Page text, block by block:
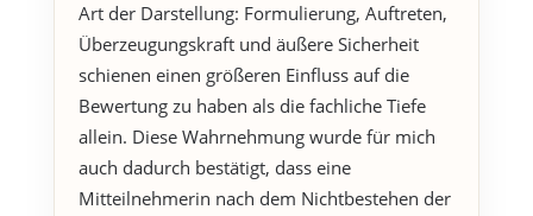
Art der Darstellung: Formulierung, Auftreten,
Überzeugungskraft und äußere Sicherheit
schienen einen größeren Einfluss auf die
Bewertung zu haben als die fachliche Tiefe
allein. Diese Wahrnehmung wurde für mich
auch dadurch bestätigt, dass eine
Mitteilnehmerin nach dem Nichtbestehen der